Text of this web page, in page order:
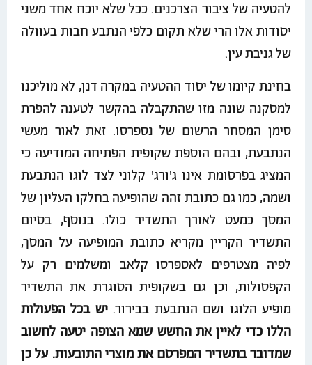
להטעיה של ציבור הצרכנים. ככל שלא יוכח אחד משני
יסודות אלו הרי שלא תקום כלפי הנתבע חבות בעוולה
של גניבת עין.
בחינת קיומו של יסוד ההטעיה במקרה דנן, לא מוליכנו
למסקנה שונה מזו שהתקבלה בהקשר לטענה להפרת
סימן המסחר הרשום של נספרסו. זאת לאור מעשי
הנתבעת, ובהם הוספת שקופית הפתיחה המודיעה כי
המציג בפרסומת אינו ג'ורג' קלוני לצד לוגו הנתבעת
ושמה, כמו גם כתובת זהה שהופיעה בחלקו העליון של
המסך כמעט לאורך התשדיר כולו. בנוסף, בסיום
התשדיר הקריין מקריא כתובת המופיעה על המסך,
לפיה מצטרפים לאספרסו קלאב ומשלמים רק על
הקפסולות, וכן גם בשקופית הסוגרת את התשדיר
מופיע הלוגו ושם הנתבעת בבירור.יש בכל הפעולות
הללו כדי לאיין את החשש שמא הצופה יטעה לחשוב
שמדובר בתשדיר המפרסם את מוצרי התובעות. על כן